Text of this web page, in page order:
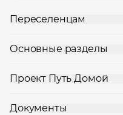
Переселенцам
Основные разделы
Проект Путь Домой
Документы